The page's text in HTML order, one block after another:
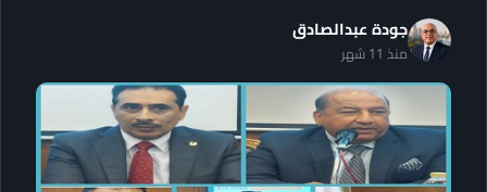
جودة عبدالصادق
منذ 11 شهر